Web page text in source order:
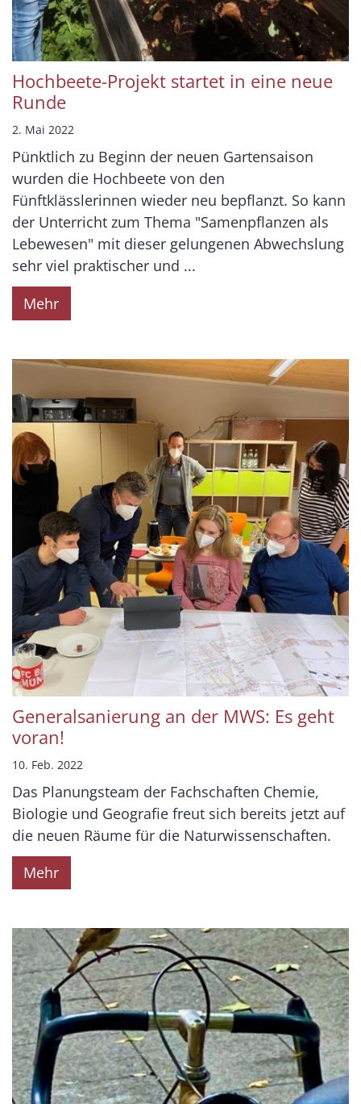
Hochbeete-Projekt startet in eine neue
Runde
2. Mai 2022
Pünktlich zu Beginn der neuen Gartensaison
wurden die Hochbeete von den
Fünftklässlerinnen wieder neu bepflanzt. So kann
der Unterricht zum Thema "Samenpflanzen als
Lebewesen" mit dieser gelungenen Abwechslung
sehr viel praktischer und ...
Mehr
Generalsanierung an der MWS: Es geht
voran!
10. Feb. 2022
Das Planungsteam der Fachschaften Chemie,
Biologie und Geografie freut sich bereits jetzt auf
die neuen Räume für die Naturwissenschaften.
Mehr